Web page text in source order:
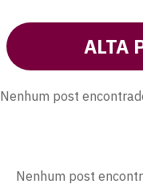
ALTA
Nenhum post
Nenhum post